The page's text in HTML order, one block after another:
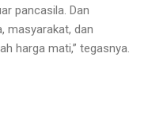
pancasila. Dan
masyarakat, dan
harga mati,” tegasnya.